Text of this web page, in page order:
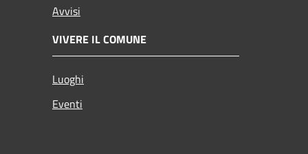
Avvisi
VIVERE IL COMUNE
Luoghi
Eventi